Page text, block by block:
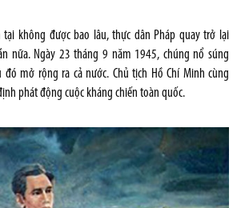
tại không được bao lâu, thực dân Pháp quay trở lại
nữa. Ngày 23 tháng 9 năm 1945, chúng nổ súng
đó mở rộng ra cả nước. Chủ tịch Hồ Chí Minh cùng
phát động cuộc kháng chiến toàn quốc.